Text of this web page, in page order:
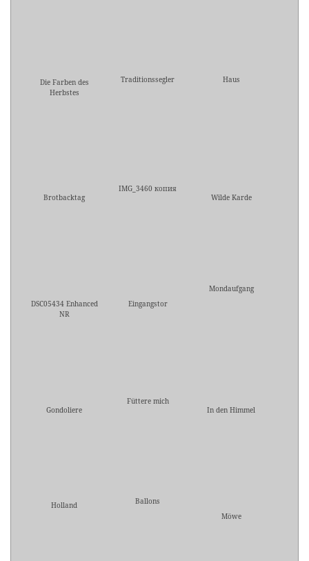
Die Farben des
Herbstes
Traditionssegler Haus
Brotbacktag
IMG_3460 копия
Wilde Karde
DSC05434 Enhanced
NR
Eingangstor
Mondaufgang
Gondoliere
Füttere mich
In den Himmel
Holland
Ballons
Möwe